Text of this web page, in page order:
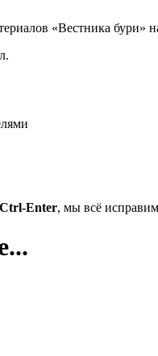
«Вестника
Ctrl-Enter, мы всё исправим